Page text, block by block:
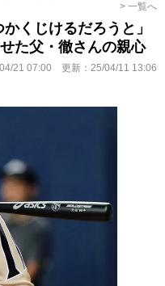
> 一覧へ
くじけるだろうと」
た父・徹さんの親心
21 07:00 更新： 25/04/11 13:06